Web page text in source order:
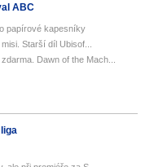
ABC
papírové kapesníky
Starší díl Ubisof...
Dawn of the Mach...